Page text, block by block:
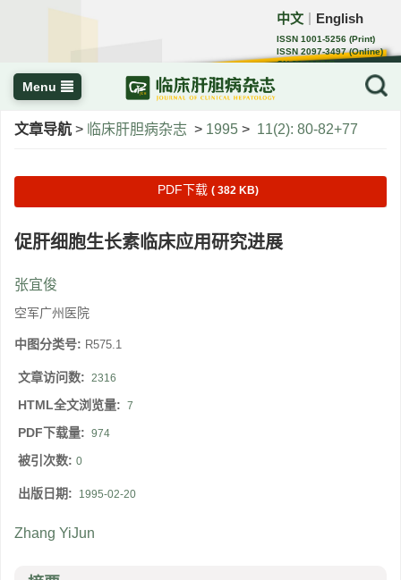
中文 English
ISSN 1001-5256 (Print)
ISSN 2097-3497 (Online)
CN 22-1108/R
Menu
文章导航 > 临床肝胆病杂志 > 1995 > 11(2): 80-82+77
PDF下载 ( 382 KB)
促肝细胞生长素临床应用研究进展
张宜俊
空军广州医院
中图分类号: R575.1
文章访问数: 2316
HTML全文浏览量: 7
PDF下载量: 974
被引次数: 0
出版日期: 1995-02-20
Zhang YiJun